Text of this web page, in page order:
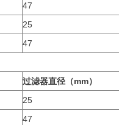
47
25
47
过滤器直径（mm）
25
47